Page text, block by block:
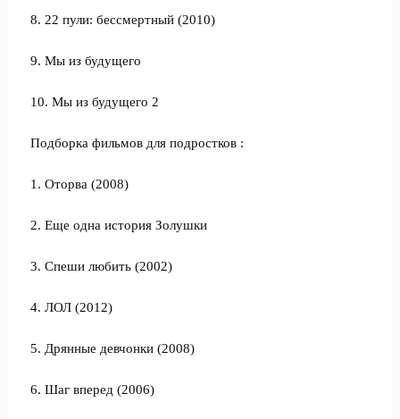
8. 22 пули: бессмертный (2010)
9. Мы из будущего
10. Мы из будущего 2
Подборка фильмов для подростков :
1. Оторва (2008)
2. Еще одна история Золушки
3. Спеши любить (2002)
4. ЛОЛ (2012)
5. Дрянные девчонки (2008)
6. Шаг вперед (2006)